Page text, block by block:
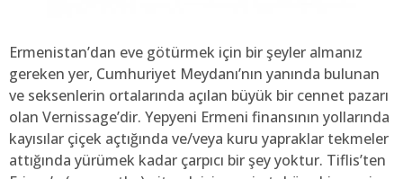
Ermenistan’dan eve götürmek için bir şeyler almanız
gereken yer, Cumhuriyet Meydanı’nın yanında bulunan
ve seksenlerin ortalarında açılan büyük bir cennet pazarı
olan Vernissage’dir. Yepyeni Ermeni finansının yollarında
kayısılar çiçek açtığında ve/veya kuru yapraklar tekmeler
attığında yürümek kadar çarpıcı bir şey yoktur. Tiflis’ten